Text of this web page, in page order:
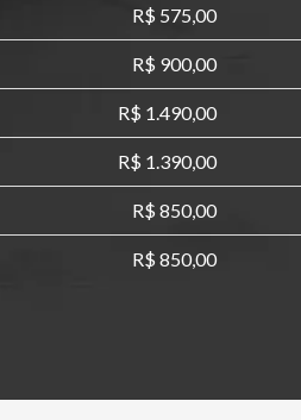
R$ 575,00
R$ 900,00
R$ 1.490,00
R$ 1.390,00
R$ 850,00
R$ 850,00